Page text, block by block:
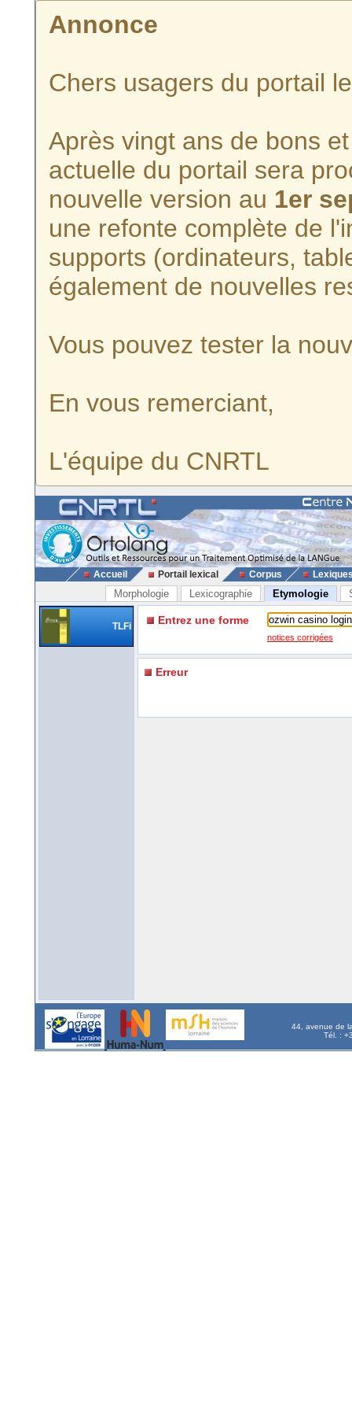
Annonce
Chers usagers du portail
Après vingt ans de bons
actuelle du portail sera
nouvelle version au 1er
une refonte complète de
supports (ordinateurs,
également de nouvelles
Vous pouvez tester la
En vous remerciant,
L'équipe du CNRTL
Accueil Portail lexical Corpus
Morphologie Lexicographie Etymologie
TLFi Entrez une forme
notices corrigées
Erreur
44, avenue de
Tél. :